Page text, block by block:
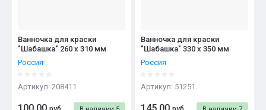
Ванночка для краски
"Шабашка" 260 x 310 мм
Россия
Артикул: 208411
Ванночка для краски
"Шабашка" 330 x 350 мм
Россия
Артикул: 51251